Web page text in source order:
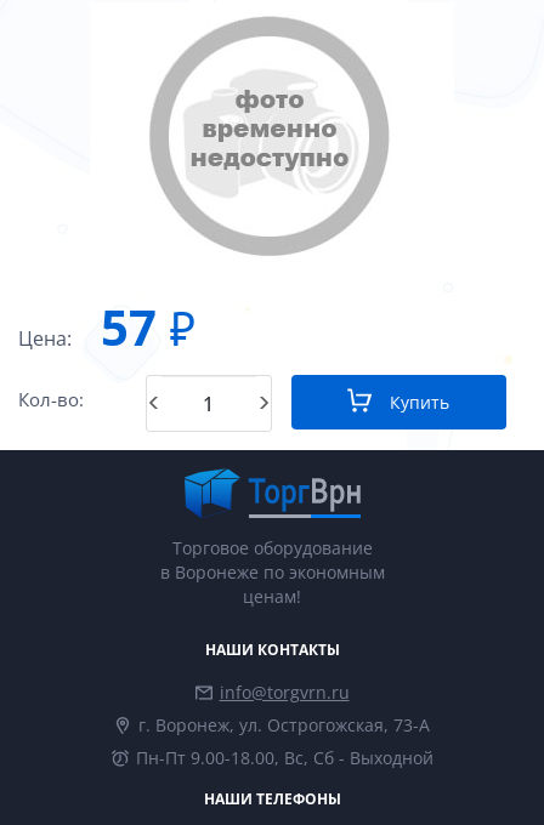
Цена: 57 ₽
Кол-во: Купить
Торговое оборудование
в Воронеже по экономным
ценам!
НАШИ КОНТАКТЫ
info@torgvrn.ru
г. Воронеж, ул. Острогожская, 73-А
Пн-Пт 9.00-18.00, Вс, Сб - Выходной
НАШИ ТЕЛЕФОНЫ